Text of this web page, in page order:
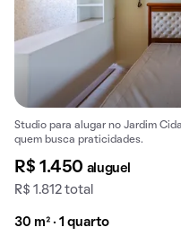
Studio para alugar no Jardim
quem busca praticidades.
R$ 1.450 aluguel
R$ 1.812 total
30 m² · 1 quarto